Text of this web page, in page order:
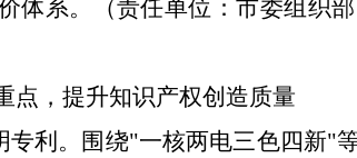
体系。（责任单位：市委组织
点，提升知识产权创造质量
专利。围绕"一核两电三色四新"